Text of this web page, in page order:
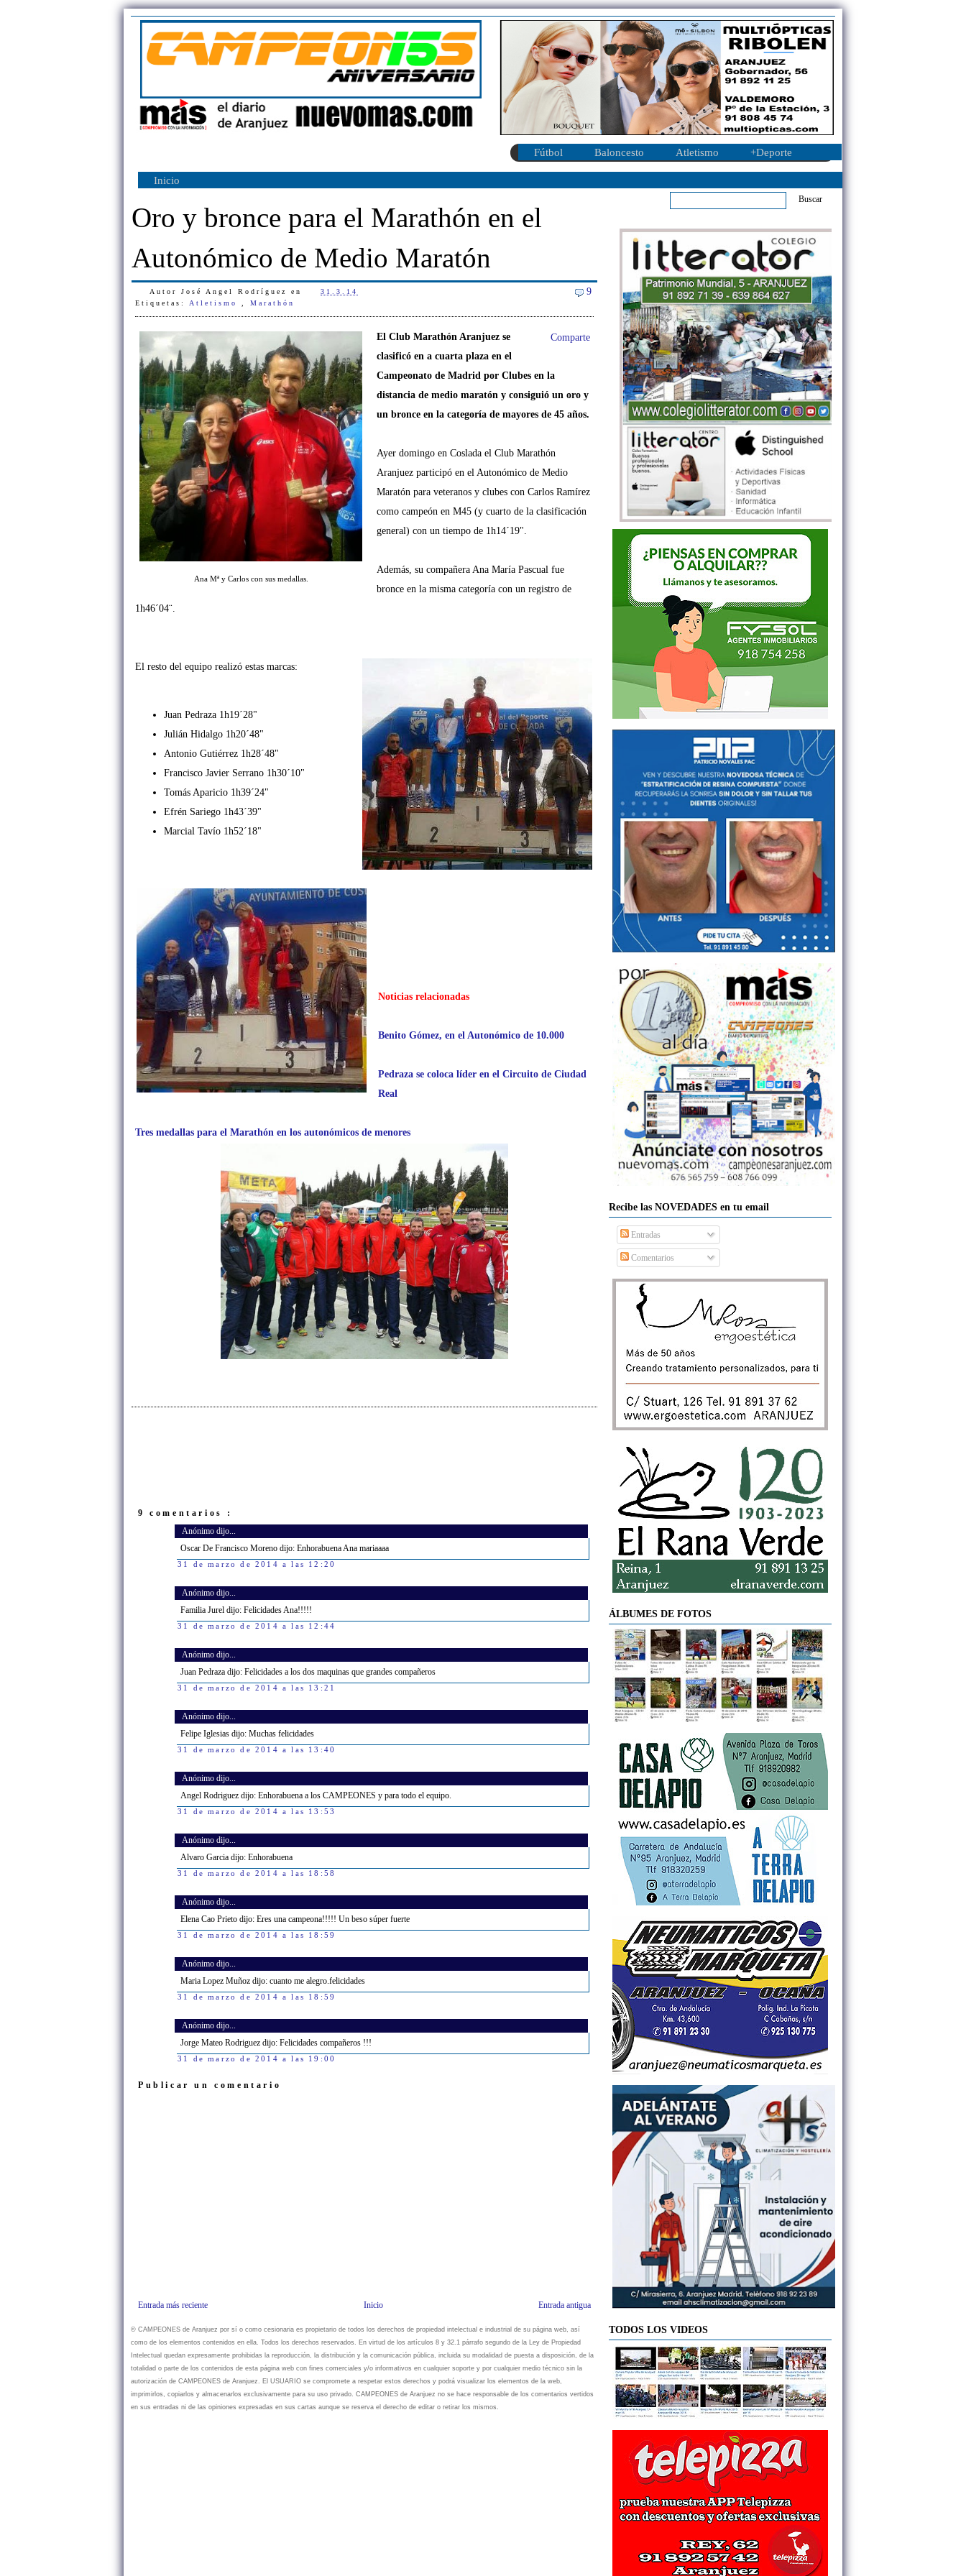
Fútbol Baloncesto Atletismo +Deporte
Inicio
Oro y bronce para el Marathón en el
Autonómico de Medio Maratón
Autor José Angel Rodríguez en 31.3.14 9
Etiquetas: Atletismo Marathón
Comparte
Ana Mª y Carlos con sus medallas.
El Club Marathón Aranjuez se
clasificó en a cuarta plaza en el
Campeonato de Madrid por Clubes en la
distancia de medio maratón y consiguió un oro y
un bronce en la categoría de mayores de 45 años.
Ayer domingo en Coslada el Club Marathón
Aranjuez participó en el Autonómico de Medio
Maratón para veteranos y clubes con Carlos Ramírez
como campeón en M45 (y cuarto de la clasificación
general) con un tiempo de 1h14´19".
Además, su compañera Ana María Pascual fue
bronce en la misma categoría con un registro de
1h46´04¨.
El resto del equipo realizó estas marcas:
Juan Pedraza 1h19´28"
Julián Hidalgo 1h20´48"
Antonio Gutiérrez 1h28´48"
Francisco Javier Serrano 1h30´10"
Tomás Aparicio 1h39´24"
Efrén Sariego 1h43´39"
Marcial Tavío 1h52´18"
Noticias relacionadas
Benito Gómez, en el Autonómico de 10.000
Pedraza se coloca líder en el Circuito de Ciudad
Real
Tres medallas para el Marathón en los autonómicos de menores
9 comentarios :
Anónimo dijo...
Oscar De Francisco Moreno dijo: Enhorabuena Ana mariaaaa
31 de marzo de 2014 a las 12:20
Anónimo dijo...
Familia Jurel dijo: Felicidades Ana!!!!!
31 de marzo de 2014 a las 12:44
Anónimo dijo...
Juan Pedraza dijo: Felicidades a los dos maquinas que grandes compañeros
31 de marzo de 2014 a las 13:21
Anónimo dijo...
Felipe Iglesias dijo: Muchas felicidades
31 de marzo de 2014 a las 13:40
Anónimo dijo...
Angel Rodriguez dijo: Enhorabuena a los CAMPEONES y para todo el equipo.
31 de marzo de 2014 a las 13:53
Anónimo dijo...
Alvaro Garcia dijo: Enhorabuena
31 de marzo de 2014 a las 18:58
Anónimo dijo...
Elena Cao Prieto dijo: Eres una campeona!!!!! Un beso súper fuerte
31 de marzo de 2014 a las 18:59
Anónimo dijo...
Maria Lopez Muñoz dijo: cuanto me alegro.felicidades
31 de marzo de 2014 a las 18:59
Anónimo dijo...
Jorge Mateo Rodriguez dijo: Felicidades compañeros !!!
31 de marzo de 2014 a las 19:00
Publicar un comentario
Entrada más reciente Entrada antigua
Inicio
© CAMPEONES de Aranjuez por sí o como cesionaria es propietario de todos los derechos de propiedad intelectual e industrial de su página web, así
como de los elementos contenidos en ella. Todos los derechos reservados. En virtud de los artículos 8 y 32.1 párrafo segundo de la Ley de Propiedad
Intelectual quedan expresamente prohibidas la reproducción, la distribución y la comunicación pública, incluida su modalidad de puesta a disposición, de la
totalidad o parte de los contenidos de esta página web con fines comerciales y/o informativos en cualquier soporte y por cualquier medio técnico sin la
autorización de CAMPEONES de Aranjuez. El USUARIO se compromete a respetar estos derechos y podrá visualizar los elementos de la web,
imprimirlos, copiarlos y almacenarlos exclusivamente para su uso privado. CAMPEONES de Aranjuez no se hace responsable de los comentarios vertidos
en sus entradas ni de las opiniones expresadas en sus cartas aunque se reserva el derecho de editar o retirar los mismos.
Recibe las NOVEDADES en tu email
Entradas
Comentarios
ÁLBUMES DE FOTOS
TODOS LOS VIDEOS